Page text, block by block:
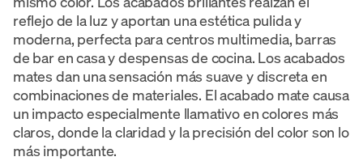
reflejo de la luz y aportan una estética pulida y
moderna, perfecta para centros multimedia, barras
de bar en casa y despensas de cocina. Los acabados
mates dan una sensación más suave y discreta en
combinaciones de materiales. El acabado mate causa
un impacto especialmente llamativo en colores más
claros, donde la claridad y la precisión del color son lo
más importante.